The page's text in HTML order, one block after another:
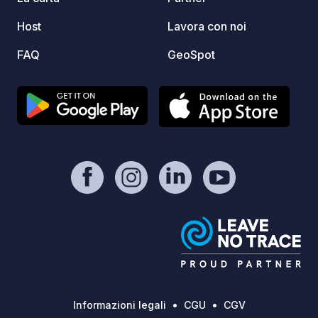
Host
FAQ
Lavora con noi
GeoSpot
Informazioni legali CGU
CGV